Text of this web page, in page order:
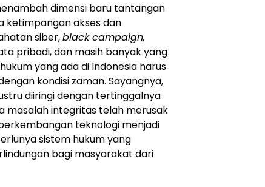
dimensi baru tantangan
ketimpangan akses dan
siber,black campaign,
pribadi, dan masih banyak yang
yang ada di Indonesia harus
kondisi zaman. Sayangnya,
diiringi dengan tertinggalnya
masalah integritas telah merusak
teknologi menjadi
sistem hukum yang
bagi masyarakat dari